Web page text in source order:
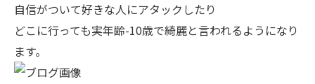
自信がついて好きな人にアタックしたり
どこに行っても実年齢-10歳で綺麗と言われるようになり
ます。